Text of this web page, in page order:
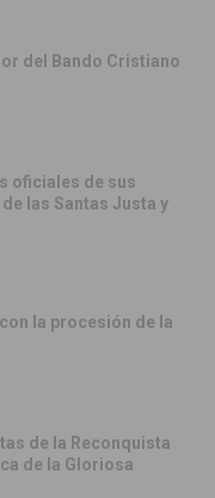
del Bando Cristiano
oficiales de sus
las Santas Justa y
la procesión de la
de la Reconquista
de la Gloriosa